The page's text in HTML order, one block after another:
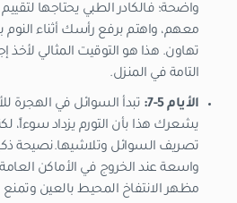
واضحة؛ فالكادر الطبي يحتاجها
معهم، واهتم برفع رأسك أثناء
تهاون. هذا هو التوقيت المثالي لأخذ
التامة في المنزل.
الأيام 5-7:
تبدأ السوائل في الهجرة
يشعرك هذا بأن التورم يزداد سوءاً،
تصريف السوائل وتلاشيها.نصيحة
مظهر الانتفاخ المحيط بالعين